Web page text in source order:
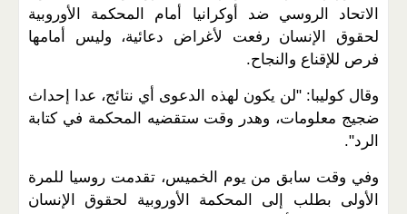
الاتحاد الروسي ضد أوكرانيا أمام المحكمة الأوروبية
لحقوق الإنسان رفعت لأغراض دعائية، وليس أمامها
فرص للإقناع والنجاح.
وقال كوليبا: "لن يكون لهذه الدعوى أي نتائج، عدا إحداث
ضجيج معلومات، وهدر وقت ستقضيه المحكمة في كتابة
الرد".
وفي وقت سابق من يوم الخميس، تقدمت روسيا للمرة
الأولى بطلب إلى المحكمة الأوروبية لحقوق الإنسان